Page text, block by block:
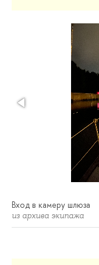
Вход в камеру шлюза
из архива экипажа